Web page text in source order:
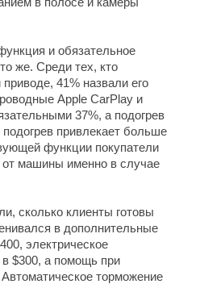
и обязательное
же. Среди тех, кто
41% назвали его
Apple CarPlay и
37%, а подогрев
привлекает больше
функции покупатели
от машины именно в случае
сколько клиенты готовы
в дополнительные
электрическое
$300, а помощь при
торможение